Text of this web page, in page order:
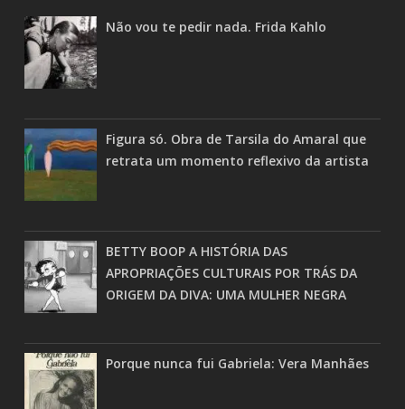
Não vou te pedir nada. Frida Kahlo
Figura só. Obra de Tarsila do Amaral que
retrata um momento reflexivo da artista
BETTY BOOP A HISTÓRIA DAS
APROPRIAÇÕES CULTURAIS POR TRÁS DA
ORIGEM DA DIVA: UMA MULHER NEGRA
Porque nunca fui Gabriela: Vera Manhães